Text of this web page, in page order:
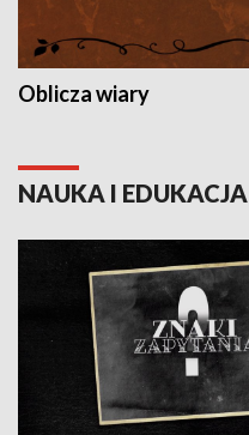
Oblicza wiary
NAUKA I EDUKACJA